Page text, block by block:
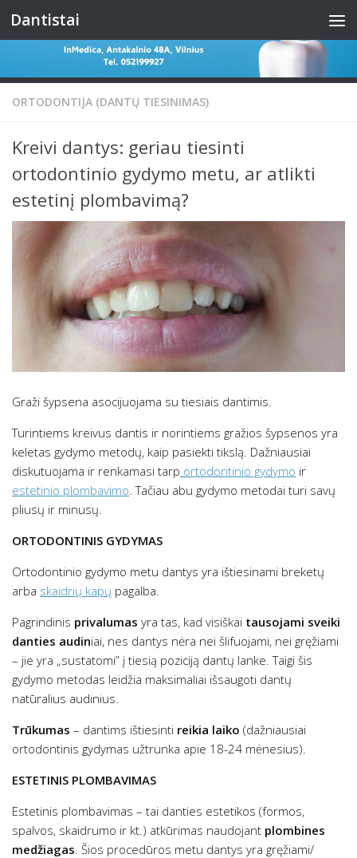
Skip to content
Dantistai
ORTODONTIJA (DANTŲ TIESINIMAS)
Kreivi dantys: geriau tiesinti
ortodontinio gydymo metu, ar atlikti
estetinį plombavimą?
Graži šypsena asocijuojama su tiesiais dantimis.
Turintiems kreivus dantis ir norintiems gražios šypsenos yra
keletas gydymo metodų, kaip pasiekti tikslą. Dažniausiai
diskutuojama ir renkamasi tarp ortodontinio gydymo ir
estetinio plombavimo . Tačiau abu gydymo metodai turi savų
pliusų ir minusų.
ORTODONTINIS GYDYMAS
Ortodontinio gydymo metu dantys yra ištiesinami breketų
arba skaidrių kapų pagalba.
Pagrindinis privalumas yra tas, kad visiškai tausojami sveiki
danties audiniai, nes dantys nėra nei šlifuojami, nei gręžiami
– jie yra „sustatomi” į tiesią poziciją dantų lanke. Taigi šis
gydymo metodas leidžia maksimaliai išsaugoti dantų
natūralius audinius.
Trūkumas – dantims ištiesinti reikia laiko (dažniausiai
ortodontinis gydymas užtrunka apie 18-24 mėnesius).
ESTETINIS PLOMBAVIMAS
Estetinis plombavimas – tai danties estetikos (formos,
spalvos, skaidrumo ir kt.) atkūrimas naudojant plombines
medžiagas . Šios procedūros metu dantys yra gręžiami/